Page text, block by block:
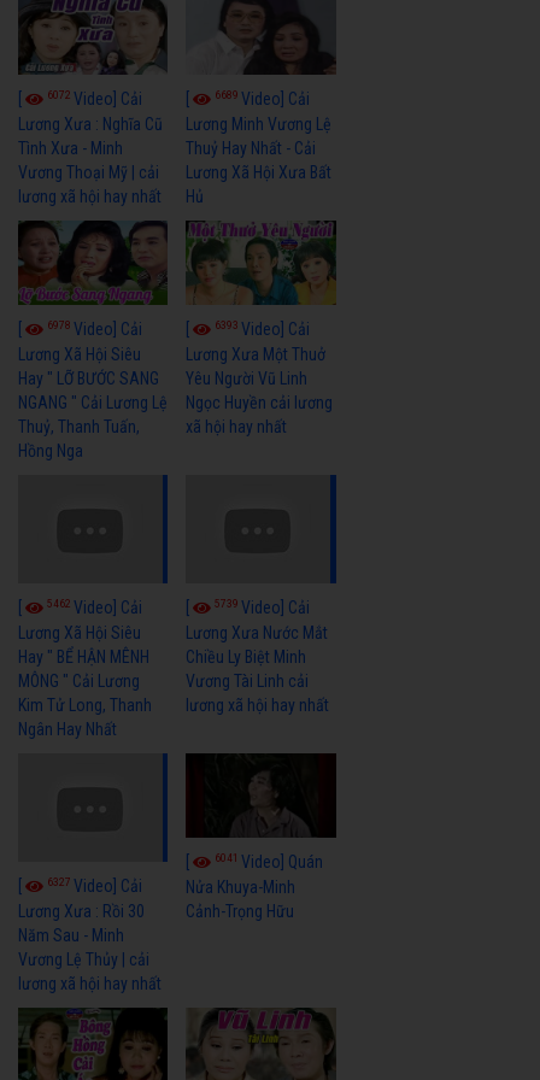
6072 Video] Cải
Lương Xưa : Nghĩa Cũ
Tình Xưa - Minh
Vương Thoại Mỹ | cải
lương xã hội hay nhất
6689Video] Cải
Lương Minh Vương Lệ
Thuỷ Hay Nhất - Cải
Lương Xã Hội Xưa Bất
Hủ
6978 Video] Cải
Lương Xã Hội Siêu
Hay " LỠ BƯỚC SANG
NGANG " Cải Lương Lệ
Thuỷ, Thanh Tuấn,
Hồng Nga
6393Video] Cải
Lương Xưa Một Thuở
Yêu Người Vũ Linh
Ngọc Huyền cải lương
xã hội hay nhất
5462 Video] Cải
Lương Xã Hội Siêu
Hay " BỂ HẬN MÊNH
MÔNG " Cải Lương
Kim Tử Long, Thanh
Ngân Hay Nhất
5739Video] Cải
Lương Xưa Nước Mắt
Chiều Ly Biệt Minh
Vương Tài Linh cải
lương xã hội hay nhất
6327 Video] Cải
Lương Xưa : Rồi 30
Năm Sau - Minh
Vương Lệ Thủy | cải
lương xã hội hay nhất
6041Video] Quán
Nửa Khuya-Minh
Cảnh-Trọng Hữu